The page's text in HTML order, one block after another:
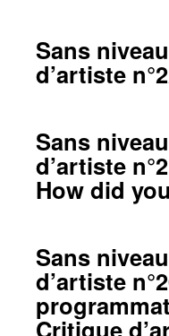
Sans
d’artiste
Sans
d’artiste
How did
Sans
d’artiste
Critique